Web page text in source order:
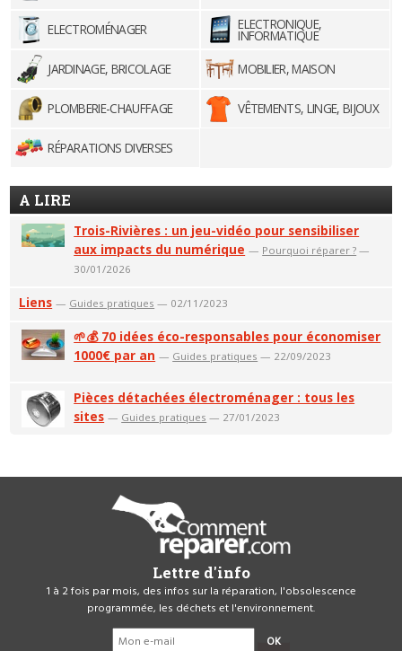
ELECTROMÉNAGER ELECTRONIQUE,
INFORMATIQUE
JARDINAGE, BRICOLAGE
MOBILIER, MAISON
PLOMBERIE-CHAUFFAGE VÊTEMENTS, LINGE, BIJOUX
RÉPARATIONS DIVERSES
A LIRE
Trois-Rivières : un jeu-vidéo pour sensibiliser
aux impacts du numérique — Pourquoi réparer ? —
30/01/2026
Liens — Guides pratiques — 02/11/2023
🌱💰 70 idées éco-responsables pour économiser
1000€ par an — Guides pratiques — 22/09/2023
Pièces détachées électroménager : tous les
sites — Guides pratiques — 27/01/2023
Lettre d'info
1 à 2 fois par mois, des infos sur la réparation, l'obsolescence
programmée, les déchets et l'environnement.
OK